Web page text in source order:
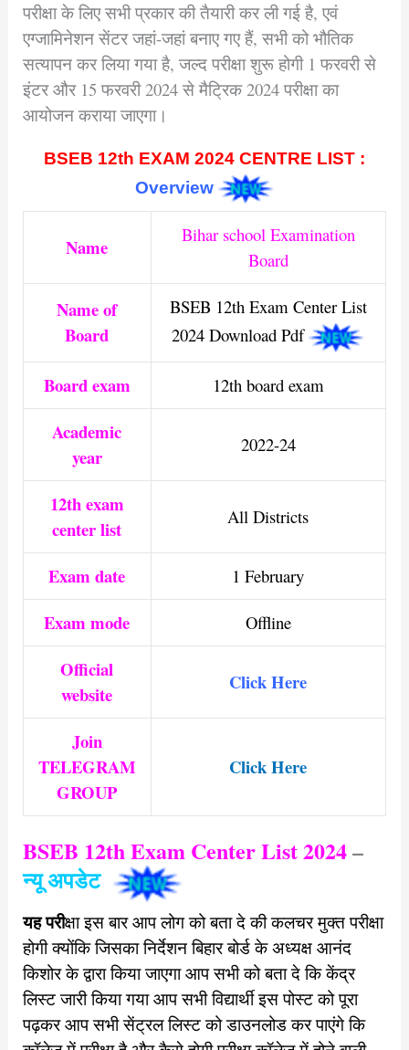
परीक्षा के लिए सभी प्रकार की तैयारी कर ली गई है, एवं
एग्जामिनेशन सेंटर जहां-जहां बनाए गए हैं, सभी को भौतिक
सत्यापन कर लिया गया है, जल्द परीक्षा शुरू होगी 1 फरवरी से
इंटर और 15 फरवरी 2024 से मैट्रिक 2024 परीक्षा का
आयोजन कराया जाएगा।
BSEB 12th EXAM 2024 CENTRE LIST :
Overview
Name
Bihar school Examination
Board
Name of
Board
BSEB 12th Exam Center List
2024 Download Pdf
Board exam 12th board exam
Academic
year
2022-24
12th exam
center list
All Districts
Exam date 1 February
Exam mode Offline
Official
website
Click Here
Join
TELEGRAM
GROUP
Click Here
BSEB 12th Exam Center List 2024–
न्यू अपडेट
यह परीक्षा इस बार आप लोग को बता दे की कलचर मुक्त परीक्षा
होगी क्योंकि जिसका निर्देशन बिहार बोर्ड के अध्यक्ष आनंद
किशोर के द्वारा किया जाएगा आप सभी को बता दे कि केंद्र
लिस्ट जारी किया गया आप सभी विद्यार्थी इस पोस्ट को पूरा
पढ़कर आप सभी सेंट्रल लिस्ट को डाउनलोड कर पाएंगे कि